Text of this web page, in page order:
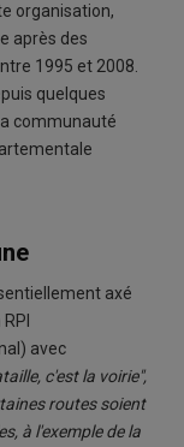
organisation,
après des
1995 et 2008.
quelques
communauté
axé
avec
c'est la voirie",
routes soient
à l'exemple de la